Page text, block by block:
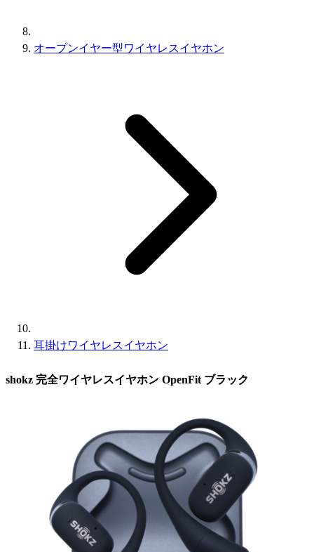
オープンイヤー型ワイヤレスイヤホン
耳掛けワイヤレスイヤホン
shokz 完全ワイヤレスイヤホン OpenFit ブラック